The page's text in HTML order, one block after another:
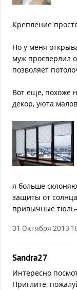
Крепление
Но у меня
муж просверлил
позволяет
Вот еще, похоже
декор, уюта
я больше
защиты от
привычные
31 Октября 2013
Sandra27
Интересно
Приглите,